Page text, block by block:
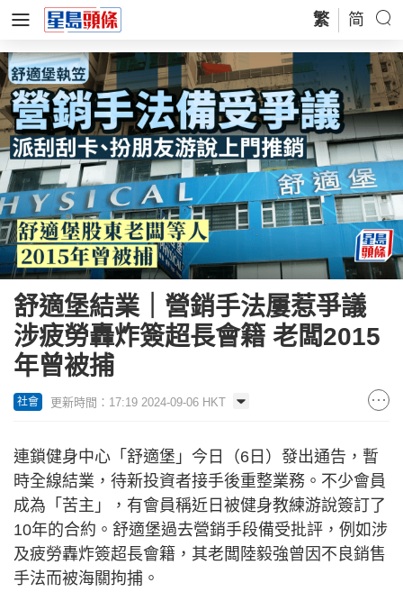
繁 简
舒適堡結業｜營銷手法屢惹爭議
涉疲勞轟炸簽超長會籍 老闆2015
年曾被捕
社會 更新時間：17:19 2024-09-06 HKT
連鎖健身中心「舒適堡」今日（6日）發出通告，暫
時全線結業，待新投資者接手後重整業務。不少會員
成為「苦主」，有會員稱近日被健身教練游說簽訂了
10年的合約。舒適堡過去營銷手段備受批評，例如涉
及疲勞轟炸簽超長會籍，其老闆陸毅強曾因不良銷售
手法而被海關拘捕。